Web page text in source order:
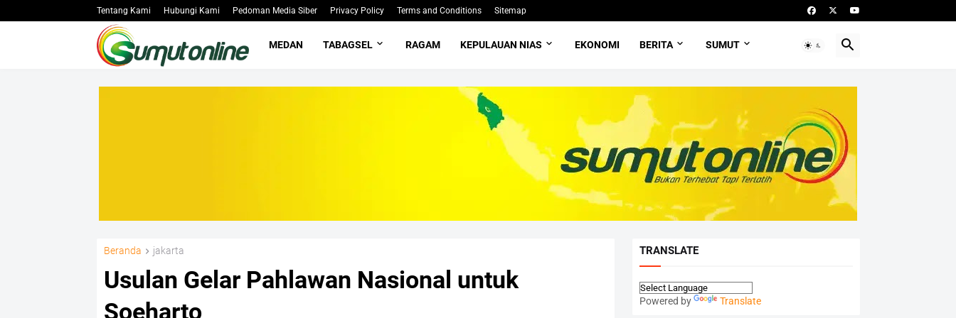
Tentang Kami Hubungi Kami Pedoman Media Siber Privacy Policy Terms and Conditions Sitemap
MEDAN TABAGSEL RAGAM KEPULAUAN NIAS EKONOMI BERITA SUMUT
Beranda jakarta
Usulan Gelar Pahlawan Nasional untuk
Soeharto
TRANSLATE
Powered by Translate